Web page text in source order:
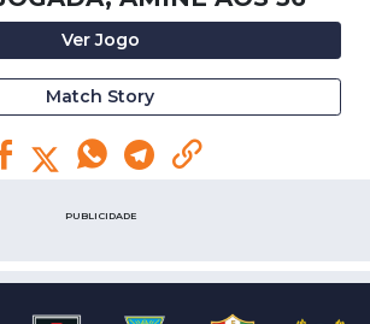
Ver Jogo
Match Story
PUBLICIDADE